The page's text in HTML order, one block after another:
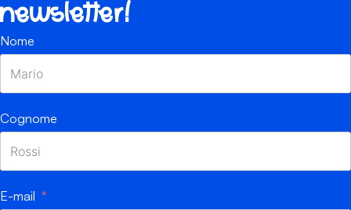
newsletter!
Nome
Cognome
E-mail